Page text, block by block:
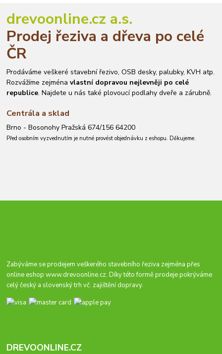
drevoonline.cz a.s.
Prodej řeziva a dřeva po celé
ČR
Prodáváme veškeré stavební řezivo, OSB desky, palubky, KVH atp.
Rozvážíme zejménavlastní dopravou nejlevněji po celé
republice. Najdete u nás také plovoucí podlahy dveře a zárubně.
Centrála a sklad
Brno - Bosonohy Pražská 674/156 64200
Před osobním vyzvednutím je nutné provést objednávku z eshopu. Děkujeme.
Zabýváme se prodejem veškerého stavebního řeziva zejména přes
online eshopwww.drevoonline.cz. Díky této formě prodeje pokrýváme
celý český a slovenský trh vč. zajištění dopravy.
DREVOONLINE.CZ